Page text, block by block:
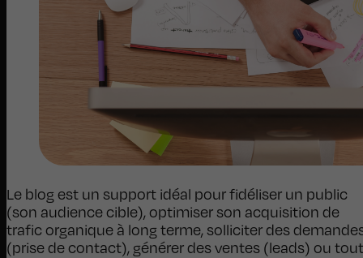
Le blog est un support idéal pour fidéliser un public
(son audience cible), optimiser son acquisition de
trafic organique à long terme, solliciter des
(prise de contact), générer des ventes (leads) ou tout